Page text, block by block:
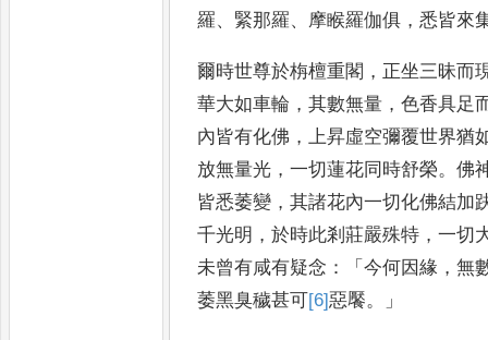
羅、 緊那羅、 摩睺羅伽俱 ，悉皆來
爾時世尊於栴檀重閣 ， 正坐三昧而
華大如車輪 ，其數無量 ，色香具足
內皆有化佛 ，上昇虛空彌覆世界猶
放無量光 ，一切蓮花同時舒榮。佛
皆悉萎變 ，其諸花內一切化佛結加
千光明 ，於時此剎莊嚴殊特 ，一切
未曾有咸有疑念 ： 「今何因緣 ，無
萎黑臭穢甚可[6]惡饜。」